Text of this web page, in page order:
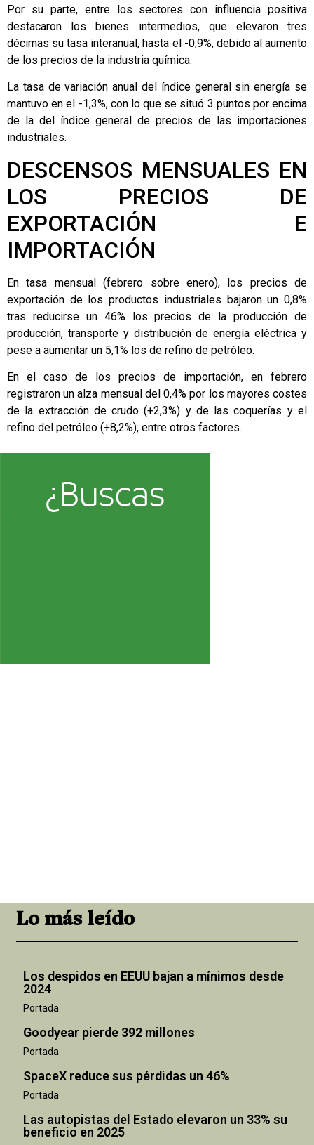
Por su parte, entre los sectores con influencia positiva
destacaron los bienes intermedios, que elevaron tres
décimas su tasa interanual, hasta el -0,9%, debido al aumento
de los precios de la industria química.
La tasa de variación anual del índice general sin energía se
mantuvo en el -1,3%, con lo que se situó 3 puntos por encima
de la del índice general de precios de las importaciones
industriales.
DESCENSOS MENSUALES EN
LOS PRECIOS DE
EXPORTACIÓN E
IMPORTACIÓN
En tasa mensual (febrero sobre enero), los precios de
exportación de los productos industriales bajaron un 0,8%
tras reducirse un 46% los precios de la producción de
producción, transporte y distribución de energía eléctrica y
pese a aumentar un 5,1% los de refino de petróleo.
En el caso de los precios de importación, en febrero
registraron un alza mensual del 0,4% por los mayores costes
de la extracción de crudo (+2,3%) y de las coquerías y el
refino del petróleo (+8,2%), entre otros factores.
Lo más leído
Los despidos en EEUU bajan a mínimos desde
2024
Portada
Goodyear pierde 392 millones
Portada
SpaceX reduce sus pérdidas un 46%
Portada
Las autopistas del Estado elevaron un 33% su
beneficio en 2025